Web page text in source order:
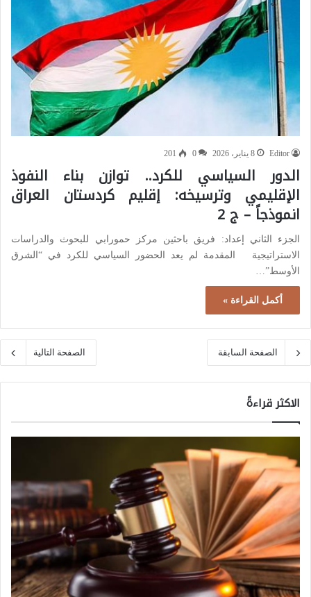
Editor 8 يناير، 2026 0
201
الدور السياسي للكرد.. توازن بناء النفوذ
الإقليمي وترسيخه: إقليم كردستان العراق
انموذجاً – ج 2
الجزء الثاني إعداد: فريق باحثين مركز حمورابي للبحوث والدراسات
الاستراتيجية المقدمة لم يعد الحضور السياسي للكرد في “الشرق
الأوسط”…
أكمل القراءة »
الصفحة السابقة الصفحة التالية
الاكثر قراءةً